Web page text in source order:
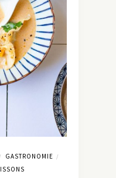
/ GASTRONOMIE /